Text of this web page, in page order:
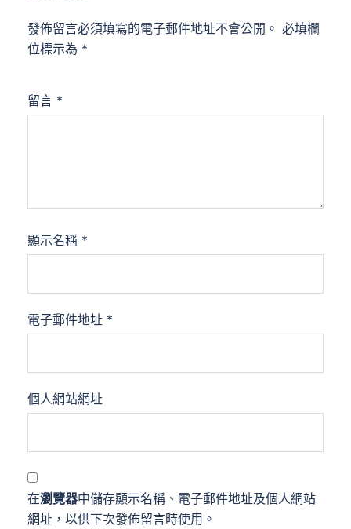
發佈留言必須填寫的電子郵件地址不會公開。 必填欄
位標示為 *
留言 *
顯示名稱 *
電子郵件地址 *
個人網站網址
在瀏覽器中儲存顯示名稱、電子郵件地址及個人網站
網址，以供下次發佈留言時使用。